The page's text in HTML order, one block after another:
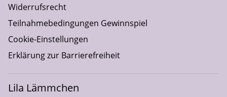
Widerrufsrecht
Teilnahmebedingungen Gewinnspiel
Cookie-Einstellungen
Erklärung zur Barrierefreiheit
Lila Lämmchen